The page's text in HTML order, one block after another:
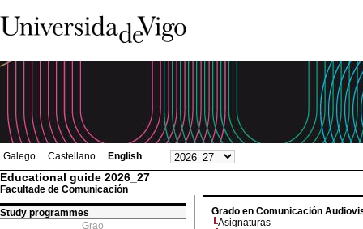
Galego Castellano English
Educational guide 2026_27
Facultade de Comunicación
Study programmes
Grao
Grado en Comunicación
Asignaturas